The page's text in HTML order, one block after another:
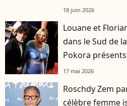
française
18 juin 2026
Louane et
dans le Sud de
Pokora présents
17 mai 2026
Roschdy Zem
célèbre femme